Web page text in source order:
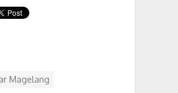
Magelang